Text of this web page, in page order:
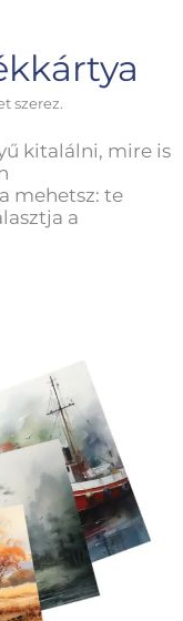
szerez.
kitalálni, mire is
mehetsz: te
a